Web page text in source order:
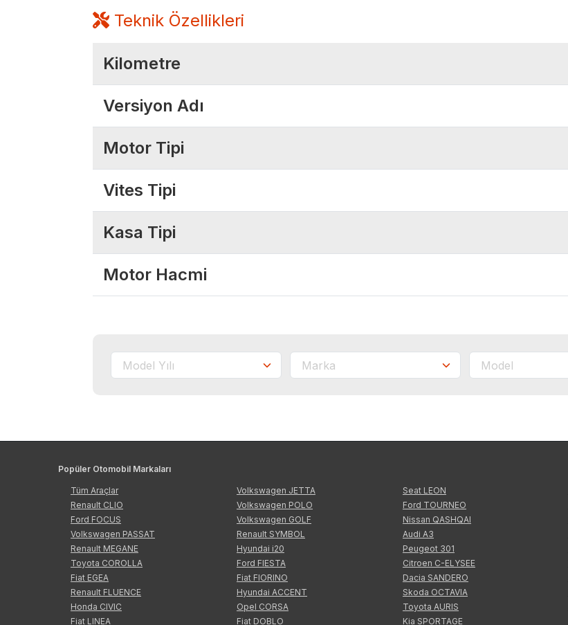
Teknik Özellikleri
Kilometre
Versiyon Adı
Motor Tipi
Vites Tipi
Kasa Tipi
Motor Hacmi
Popüler Otomobil Markaları
Tüm Araçlar
Renault CLIO
Ford FOCUS
Volkswagen PASSAT
Renault MEGANE
Toyota COROLLA
Fiat EGEA
Renault FLUENCE
Honda CIVIC
Fiat LINEA
Volkswagen JETTA
Volkswagen POLO
Volkswagen GOLF
Renault SYMBOL
Hyundai i20
Ford FIESTA
Fiat FIORINO
Hyundai ACCENT
Opel CORSA
Fiat DOBLO
Seat LEON
Ford TOURNEO
Nissan QASHQAI
Audi A3
Peugeot 301
Citroen C-ELYSEE
Dacia SANDERO
Skoda OCTAVIA
Toyota AURIS
Kia SPORTAGE